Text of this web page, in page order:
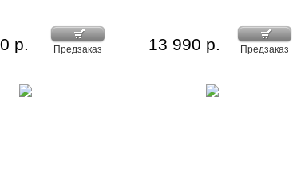
Предзаказ
р. Предзаказ
13 990 р.